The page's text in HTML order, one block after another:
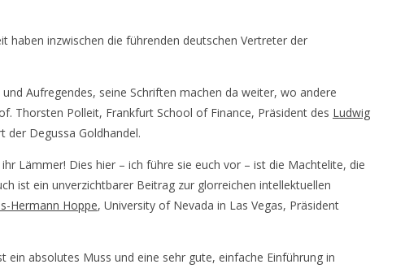
haben inzwischen die führenden deutschen Vertreter der
Aufregendes, seine Schriften machen da weiter, wo andere
Thorsten Polleit, Frankfurt School of Finance, Präsident des Ludwig
der Degussa Goldhandel.
ihr Lämmer! Dies hier – ich führe sie euch vor – ist die Machtelite, die
ist ein unverzichtbarer Beitrag zur glorreichen intellektuellen
Hermann Hoppe, University of Nevada in Las Vegas, Präsident
ein absolutes Muss und eine sehr gute, einfache Einführung in